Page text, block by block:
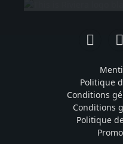
Facebook
Politique
Conditions
Conditions
Politique